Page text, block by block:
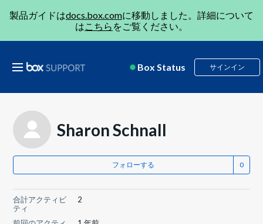
製品ガイドはdocs.box.comに移動しました。詳細について
はこちら をご覧ください。
Box Status サインイン
Sharon Schnall
フォローする
合計アクティビ
ティ
2